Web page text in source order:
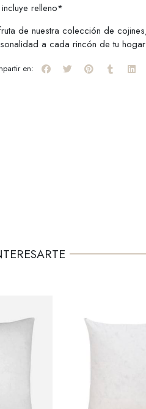
relleno*
de nuestra colección de
a cada rincón de tu hogar.
en: